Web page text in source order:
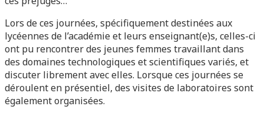
Lors de ces journées, spécifiquement destinées aux
lycéennes de l’académie et leurs enseignant(e)s, celles-ci
ont pu rencontrer des jeunes femmes travaillant dans
des domaines technologiques et scientifiques variés, et
discuter librement avec elles. Lorsque ces journées se
déroulent en présentiel, des visites de laboratoires sont
également organisées.